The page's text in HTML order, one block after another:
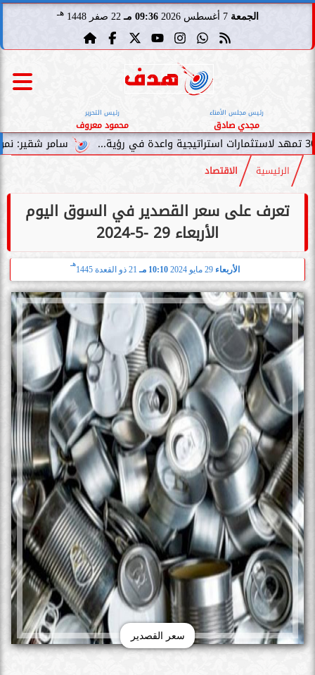
الجمعة 7 أغسطس 2026 09:36 مـ 22 صفر 1448 هـ
رئيس مجلس الأمناء
مجدي صادق
رئيس التحرير
محمود معروف
سامر شقير: نمو صناديق
الرئيسية الاقتصاد
تعرف على سعر القصدير في السوق اليوم
الأربعاء 29 -5-2024
الأربعاء 29 مايو 2024 10:10 مـ 21 ذو القعدة 1445
هـ
سعر القصدير